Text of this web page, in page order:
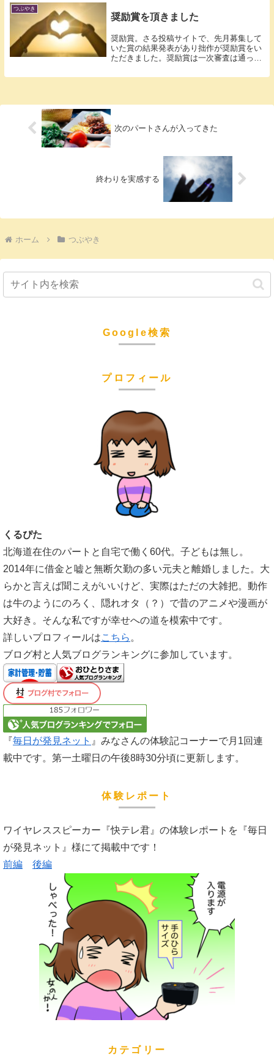
つぶやき
奨励賞を頂きました
奨励賞。さる投稿サイトで、先月募集して
いた賞の結果発表があり拙作が奨励賞をい
ただきました。奨励賞は一次審査は通った
次のパートさんが入ってきた
終わりを実感する
ホーム つぶやき
Google検索
プロフィール
くるぴた
北海道在住のパートと自宅で働く60代。子どもは無し。
2014年に借金と嘘と無断欠勤の多い元夫と離婚しました。大
らかと言えば聞こえがいいけど、実際はただの大雑把。動作
は牛のようにのろく、隠れオタ（？）で昔のアニメや漫画が
大好き。そんな私ですが幸せへの道を模索中です。
詳しいプロフィールはこちら 。
ブログ村と人気ブログランキングに参加しています。
『毎日が発見ネット 』みなさんの体験記コーナーで月1回連
載中です。第一土曜日の午後8時30分頃に更新します。
体験レポート
ワイヤレススピーカー『快テレ君』の体験レポートを『毎日
が発見ネット』様にて掲載中です！
前編
後編
カテゴリー